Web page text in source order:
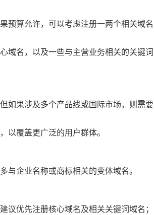
预算允许，可以考虑注册一两个相关域名
域名，以及一些与主营业务相关的关键词
如果涉及多个产品线或国际市场，则需要
以覆盖更广泛的用户群体。
与企业名称或商标相关的变体域名。
议优先注册核心域名及相关关键词域名；